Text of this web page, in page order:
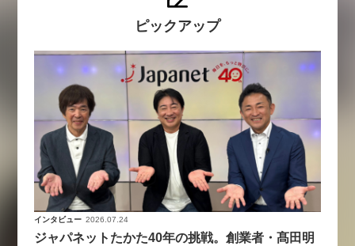
ピックアップ
インタビュー 2026.07.24
ジャパネットたかた40年の挑戦。創業者・髙田明